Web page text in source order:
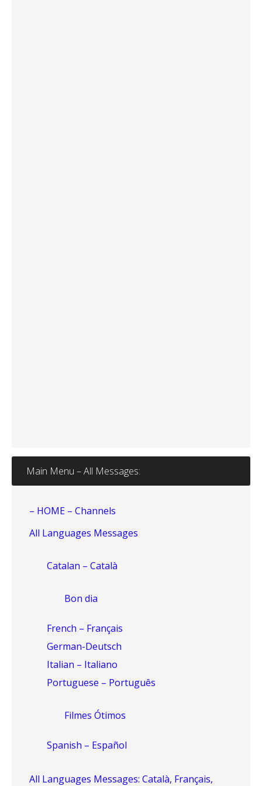
Main Menu – All Messages:
– HOME – Channels
All Languages Messages
Catalan – Català
Bon dia
French – Français
German-Deutsch
Italian – Italiano
Portuguese – Português
Filmes Ótimos
Spanish – Español
All Languages Messages: Català, Français,